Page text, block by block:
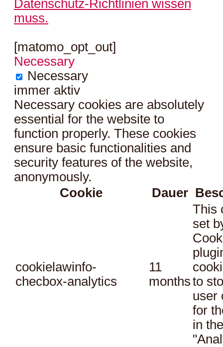
Datenschutz-Richtlinien wissen
muss.
[matomo_opt_out]
Necessary
Necessary
immer aktiv
Necessary cookies are absolutely
essential for the website to
function properly. These cookies
ensure basic functionalities and
security features of the website,
anonymously.
Cookie
Dauer
cookielawinfo-
checbox-analytics
11
months
This
set
to
user
for
in